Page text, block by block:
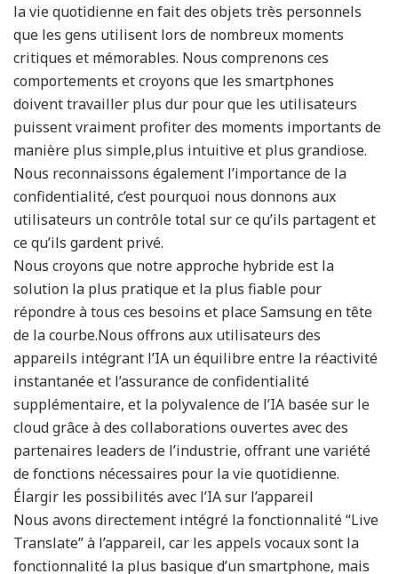
la vie quotidienne en fait des objets très personnels
que les gens utilisent lors de nombreux moments
critiques et mémorables. Nous comprenons ces
comportements et croyons que les smartphones
doivent travailler plus dur pour que les utilisateurs
puissent vraiment profiter des moments importants de
manière plus simple,plus intuitive et plus grandiose.
Nous reconnaissons également l’importance de la
confidentialité, c’est pourquoi nous donnons aux
utilisateurs un contrôle total sur ce qu’ils partagent et
ce qu’ils gardent privé.
Nous croyons que notre approche hybride est la
solution la plus pratique et la plus fiable pour
répondre à tous ces besoins et place Samsung en tête
de la courbe.Nous offrons aux utilisateurs des
appareils intégrant l’IA un équilibre entre la réactivité
instantanée et l’assurance de confidentialité
supplémentaire, et la polyvalence de l’IA basée sur le
cloud grâce à des collaborations ouvertes avec des
partenaires leaders de l’industrie, offrant une variété
de fonctions nécessaires pour la vie quotidienne.
Élargir les possibilités avec l’IA sur l’appareil
Nous avons directement intégré la fonctionnalité “Live
Translate” à l’appareil, car les appels vocaux sont la
fonctionnalité la plus basique d’un smartphone, mais